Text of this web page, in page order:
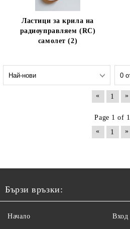
Ластици за крила на
радиоуправляем (RC)
самолет (2)
« 1 »
Page 1 of 1
«
1 »
Бързи връзки:
Начало Вход